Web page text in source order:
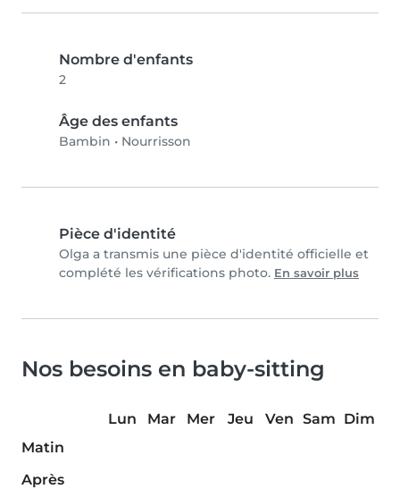
Nombre d'enfants
2
Âge des enfants
Bambin • Nourrisson
Pièce d'identité
Olga a transmis une pièce d'identité officielle et
complété les vérifications photo. En savoir plus
Nos besoins en baby-sitting
Lun Mar Mer Jeu Ven Sam Dim
Matin
Après